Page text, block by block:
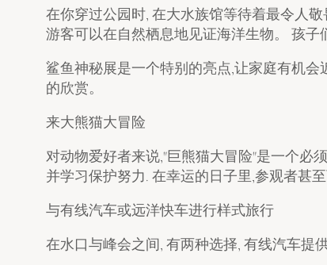
在你穿过公园时, 在大水族馆等待着最令人
游客可以在自然栖息地见证海洋生物。 孩子
鲨鱼神秘展是一个特别的亮点,让家庭有机
的欣赏。
来大熊猫大冒险
对动物爱好者来说,"巨熊猫大冒险"是一个必
并学习保护努力. 在幸运的日子里,参观者甚
与有线汽车或远洋快车进行样式旅行
在水口与峰会之间, 有两种选择, 有线汽车提